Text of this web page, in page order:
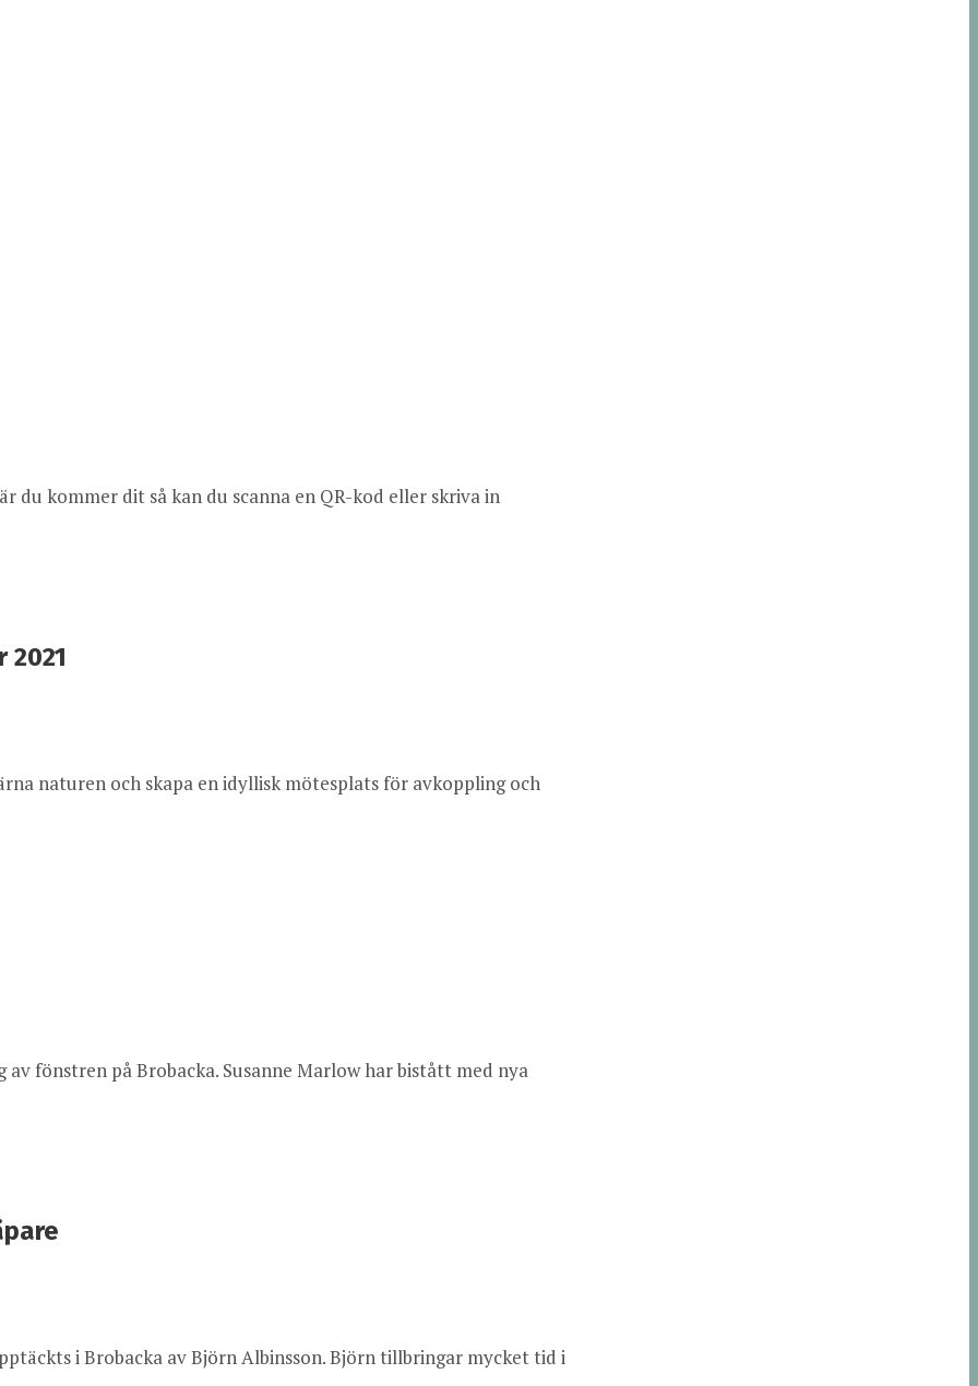
kommer dit så kan du scanna en QR-kod eller skriva in
naturen och skapa en idyllisk mötesplats för avkoppling och
fönstren på Brobacka. Susanne Marlow har bistått med nya
i Brobacka av Björn Albinsson. Björn tillbringar mycket tid i